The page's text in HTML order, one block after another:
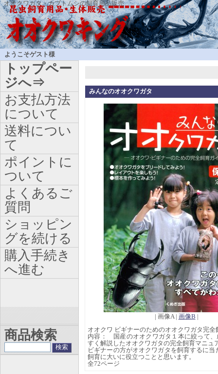
オオクワガタ・カブトムシの飼育用品販売
ようこそゲスト様
みんなのオオクワガタ
| 画像A | 画像B |
オオクワ ビギナーのためのオオクワガタ完全
内容： 国産のオオクワガタ１本に絞って
すく解説したオオクワガタの完全飼育マニュ
ビギナーの方がオオクワガタを飼育するに
飼育に大いに役立つことと思います。
全72ページ
トップペー
ジへ⇒
お支払方法
について
送料につい
て
ポイントに
ついて
よくあるご
質問
ショッピン
グを続ける
購入手続き
へ進む
商品検索